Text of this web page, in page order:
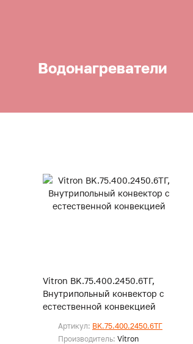
Водонагреватели
Vitron BK.75.400.2450.6ТГ,
Внутрипольный конвектор с
естественной конвекцией
Артикул: BK.75.400.2450.6ТГ
Производитель: Vitron